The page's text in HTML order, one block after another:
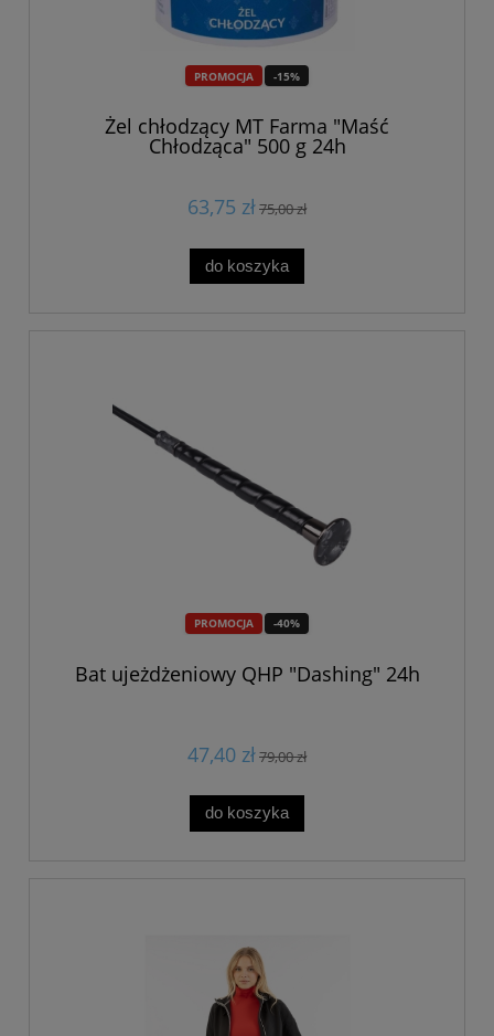
PROMOCJA -15%
Żel chłodzący MT Farma "Maść
Chłodząca" 500 g 24h
63,75 zł75,00 zł
do koszyka
PROMOCJA -40%
Bat ujeżdżeniowy QHP "Dashing" 24h
47,40 zł79,00 zł
do koszyka